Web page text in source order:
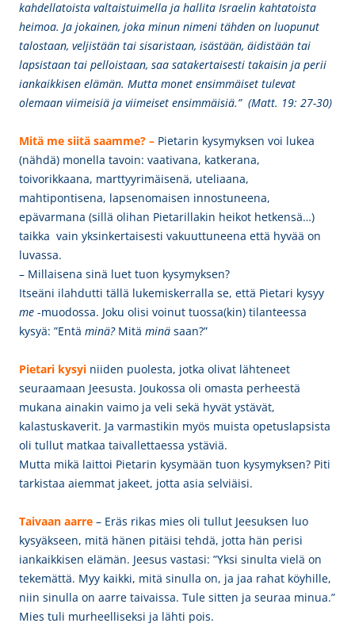
kahdellatoista valtaistuimella ja hallita Israelin kahtatoista
heimoa. Ja jokainen, joka minun nimeni tähden on luopunut
talostaan, veljistään tai sisaristaan, isästään, äidistään tai
lapsistaan tai pelloistaan, saa satakertaisesti takaisin ja perii
iankaikkisen elämän. Mutta monet ensimmäiset tulevat
olemaan viimeisiä ja viimeiset ensimmäisiä.” (Matt. 19: 27-30)
Mitä me siitä saamme? – Pietarin kysymyksen voi lukea
(nähdä) monella tavoin: vaativana, katkerana,
toivorikkaana, marttyyrimäisenä, uteliaana,
mahtipontisena, lapsenomaisen innostuneena,
epävarmana (sillä olihan Pietarillakin heikot hetkensä…)
taikka vain yksinkertaisesti vakuuttuneena että hyvää on
luvassa.
– Millaisena sinä luet tuon kysymyksen?
Itseäni ilahdutti tällä lukemiskerralla se, että Pietari kysyy
me -muodossa. Joku olisi voinut tuossa(kin) tilanteessa
kysyä: ”Entä minä?Mitä minä saan?”
Pietari kysyi niiden puolesta, jotka olivat lähteneet
seuraamaan Jeesusta. Joukossa oli omasta perheestä
mukana ainakin vaimo ja veli sekä hyvät ystävät,
kalastuskaverit. Ja varmastikin myös muista opetuslapsista
oli tullut matkaa taivallettaessa ystäviä.
Mutta mikä laittoi Pietarin kysymään tuon kysymyksen? Piti
tarkistaa aiemmat jakeet, jotta asia selviäisi.
Taivaan aarre – Eräs rikas mies oli tullut Jeesuksen luo
kysyäkseen, mitä hänen pitäisi tehdä, jotta hän perisi
iankaikkisen elämän. Jeesus vastasi: ”Yksi sinulta vielä on
tekemättä. Myy kaikki, mitä sinulla on, ja jaa rahat köyhille,
niin sinulla on aarre taivaissa. Tule sitten ja seuraa minua.”
Mies tuli murheelliseksi ja lähti pois.